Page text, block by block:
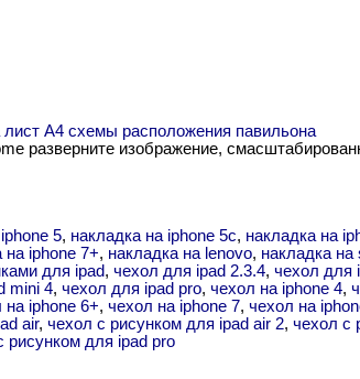
лист А4 схемы расположения павильона
разверните изображение,
5, накладка на iphone 5с, накладка на
на iphone 7+, накладка на lenovo, накладка на
для ipad, чехол для ipad 2.3.4, чехол для
mini 4, чехол для ipad pro, чехол на iphone 4,
на iphone 6+, чехол на iphone 7, чехол на
air, чехол с рисунком для ipad air 2, чехол с
рисунком для ipad pro